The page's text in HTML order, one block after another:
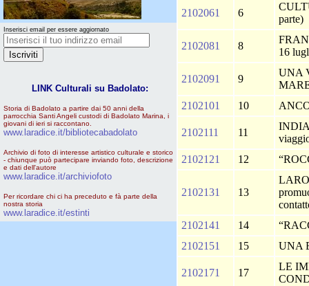
Inserisci email per essere aggiornato
LINK Culturali su Badolato:
Storia di Badolato a partire dai 50 anni della
parrocchia Santi Angeli custodi di Badolato Marina, i
giovani di ieri si raccontano.
www.laradice.it/bibliotecabadolato
Archivio di foto di interesse artistico culturale e storico
- chiunque può partecipare inviando foto, descrizione
e dati dell'autore
www.laradice.it/archiviofoto
Per ricordare chi ci ha preceduto e fà parte della
nostra storia
www.laradice.it/estinti
2102061 6
parte)
2102081 8
16
2102091 9
UNA
2102101
10
2102111 11
2102121
12
2102131 13
2102141
14
2102151
15 UNA
2102171 17
LE